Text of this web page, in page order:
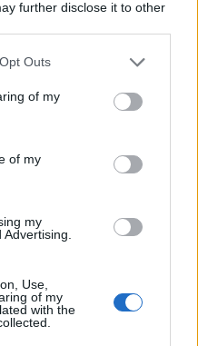
further disclose it to other
uses one or more Google
You may click to
and its third-party tags to
purposes in below Google
Outs
of my
of my
my
Use,
of my
with the
un punto de 9 posibles en
no están dando el nivel